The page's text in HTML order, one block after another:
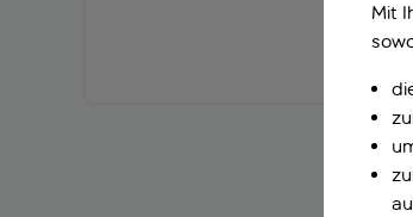
Mit